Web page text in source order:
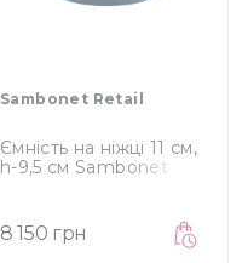
Sambonet Retail
Ємність на ніжці 11 см,
h-9,5 см Sambonet
8 150 грн